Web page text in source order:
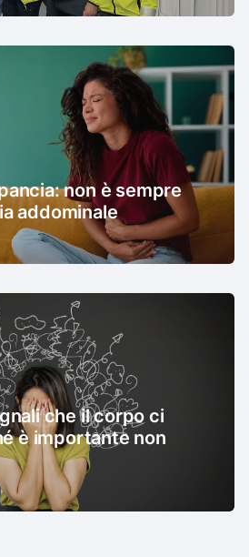
non è sempre
addominale
che il corpo ci
è importante non